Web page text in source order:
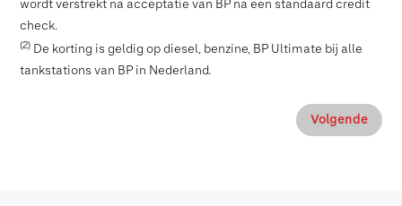
wordt verstrekt na acceptatie van BP na een standaard credit
check.
(2) De korting is geldig op diesel, benzine, BP Ultimate bij alle
tankstations van BP in Nederland.
Volgende